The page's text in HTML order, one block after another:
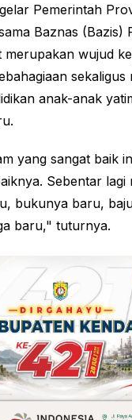
Pemerintah
Baznas (Bazis)
wujud
sekaligus
anak-anak
yang sangat baik
Sebentar lagi
bukunya baru,
baru," tuturnya.